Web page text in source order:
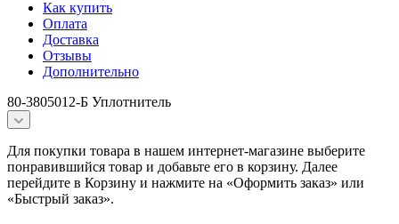
Как купить
Оплата
Доставка
Отзывы
Дополнительно
80-3805012-Б Уплотнитель
Для покупки товара в нашем интернет-магазине выберите
понравившийся товар и добавьте его в корзину. Далее
перейдите в Корзину и нажмите на «Оформить заказ» или
«Быстрый заказ».